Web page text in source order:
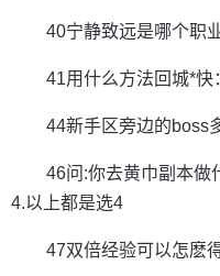
40宁静致远是哪个职
41用什么方法回城*快
44新手区旁边的boss
46问:你去黄巾副本做
4.以上都是选4
47双倍经验可以怎麽